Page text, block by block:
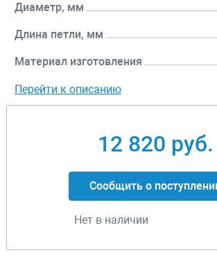
Диаметр, мм
Длина петли, мм
Материал изготовления
Перейти к описанию
12 820 руб.
Сообщить о
Нет в наличии